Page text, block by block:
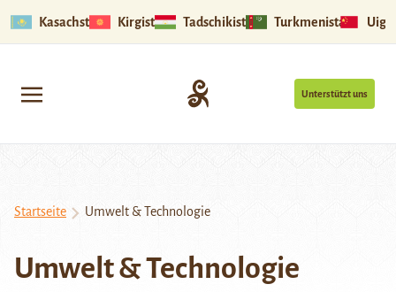
Kasachstan Kirgistan Tadschikistan Turkmenistan
Unterstützt uns
Startseite Umwelt & Technologie
Umwelt & Technologie